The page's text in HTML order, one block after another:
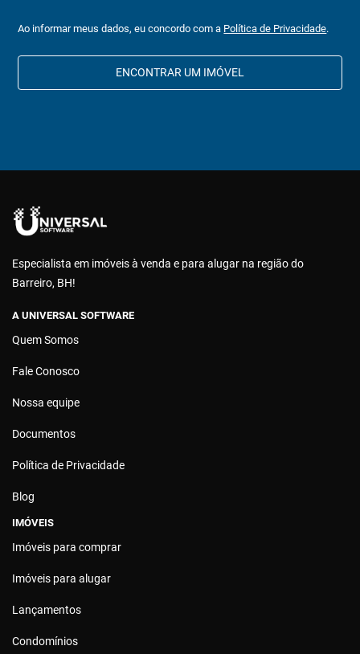
Ao informar meus dados, eu concordo com a Política de Privacidade.
ENCONTRAR UM IMÓVEL
Especialista em imóveis à venda e para alugar na região do
Barreiro, BH!
A UNIVERSAL SOFTWARE
Quem Somos
Fale Conosco
Nossa equipe
Documentos
Política de Privacidade
Blog
IMÓVEIS
Imóveis para comprar
Imóveis para alugar
Lançamentos
Condomínios